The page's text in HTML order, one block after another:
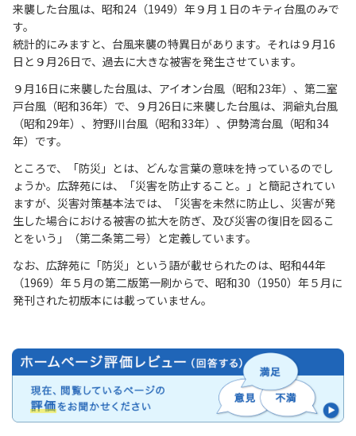
来襲した台風は、昭和24（1949）年９月１日のキティ台風のみで
す。
統計的にみますと、台風来襲の特異日があります。それは９月16
日と９月26日で、過去に大きな被害を発生させています。
９月16日に来襲した台風は、アイオン台風（昭和23年）、第二室
戸台風（昭和36年）で、９月26日に来襲した台風は、洞爺丸台風
（昭和29年）、狩野川台風（昭和33年）、伊勢湾台風（昭和34
年）です。
ところで、「防災」とは、どんな言葉の意味を持っているのでし
ょうか。広辞苑には、「災害を防止すること。」と簡記されてい
ますが、災害対策基本法では、「災害を未然に防止し、災害が発
生した場合における被害の拡大を防ぎ、及び災害の復旧を図るこ
とをいう」（第二条第二号）と定義しています。
なお、広辞苑に「防災」という語が載せられたのは、昭和44年
（1969）年５月の第二版第一刷からで、昭和30（1950）年５月に
発刊された初版本には載っていません。